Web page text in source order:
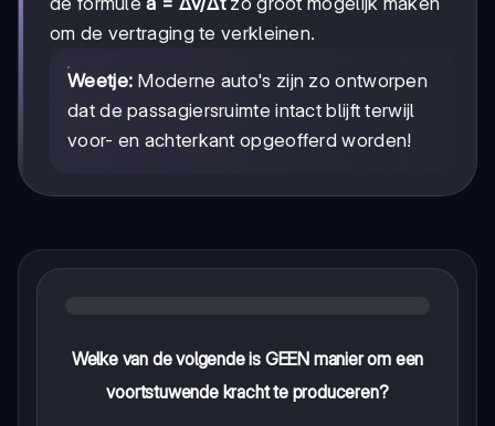
om de vertraging te verkleinen.
Weetje: Moderne auto's zijn zo ontworpen
dat de passagiersruimte intact blijft terwijl
voor- en achterkant opgeofferd worden!
Welke van de volgende is GEEN manier om een
voortstuwende kracht te produceren?